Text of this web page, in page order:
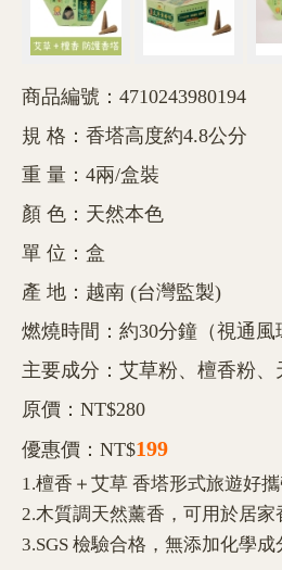
商品編號：4710243980194
規 格：香塔高度約4.8公分
重 量：4兩/盒裝
顏 色：天然本色
單 位：盒
產 地：越南 (台灣監製)
燃燒時間：約30分鐘（視通風
主要成分：艾草粉、檀香粉、
原價：NT$280
優惠價：NT$199
1.檀香＋艾草 香塔形式旅遊好
2.木質調天然薰香，可用於居家
3.SGS 檢驗合格，無添加化學成